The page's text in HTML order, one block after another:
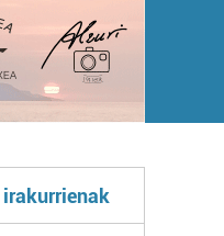
irakurrienak